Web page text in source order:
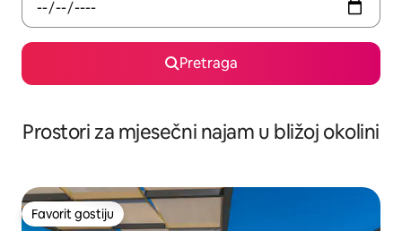
Pretraga
Prostori za mjesečni najam u bližoj okolini
Favorit gostiju
Favorit gostiju